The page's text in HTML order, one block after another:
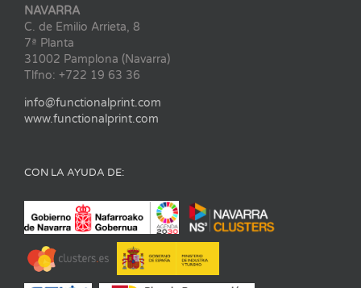
NAVARRA
C. de Emilio Arrieta, 8
7ª Planta
31002 Pamplona (Navarra)
Tlfno: +722 19 63 36
info@functionalprint.com
www.functionalprint.com
CON LA AYUDA DE: